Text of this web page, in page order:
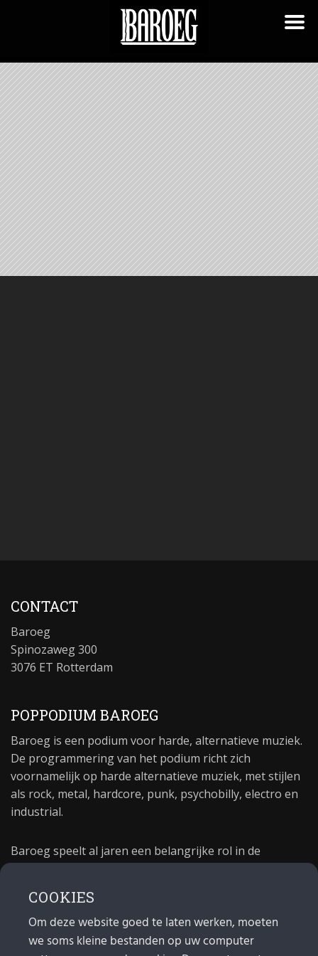
CONTACT
Baroeg
Spinozaweg 300
3076 ET Rotterdam
POPPODIUM BAROEG
Baroeg is een podium voor harde, alternatieve muziek.
De programmering van het podium richt zich
voornamelijk op harde alternatieve muziek, met stijlen
als rock, metal, hardcore, punk, psychobilly, electro en
industrial.
Baroeg speelt al jaren een belangrijke rol in de
poppodium 40 jaar.
MAIL
COOKIES
Om deze website goed te laten werken, moeten
we soms kleine bestanden op uw computer